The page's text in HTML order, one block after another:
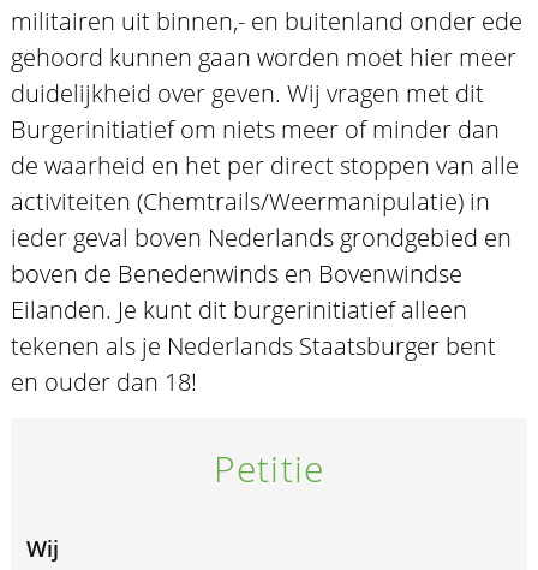
militairen uit binnen,- en buitenland onder ede
gehoord kunnen gaan worden moet hier meer
duidelijkheid over geven. Wij vragen met dit
Burgerinitiatief om niets meer of minder dan
de waarheid en het per direct stoppen van alle
activiteiten (Chemtrails/Weermanipulatie) in
ieder geval boven Nederlands grondgebied en
boven de Benedenwinds en Bovenwindse
Eilanden. Je kunt dit burgerinitiatief alleen
tekenen als je Nederlands Staatsburger bent
en ouder dan 18!
Petitie
Wij